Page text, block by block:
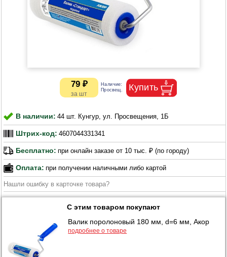
79 ₽
В наличии: 44 шт. Кунгур, ул. Просвещения, 1Б
Штрих-код: 4607044331341
Бесплатно: при онлайн заказе от 10 тыс. ₽ (по городу)
Оплата: при получении наличными либо картой
Нашли ошибку в карточке товара?
С этим товаром покупают
Валик поролоновый 180 мм, d=6 мм, Акор
подробнее о товаре